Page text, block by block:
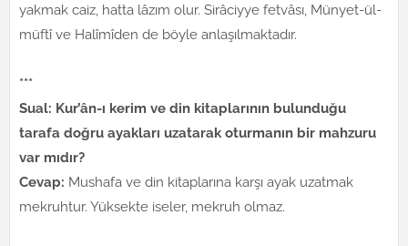
yakmak caiz, hatta lâzım olur. Sirâciyye fetvâsı, Münyet-ül-
müftî ve Halîmîden de böyle anlaşılmaktadır.
***
Sual: Kur’ân-ı kerim ve din kitaplarının bulunduğu
tarafa doğru ayakları uzatarak oturmanın bir mahzuru
var mıdır?
Cevap: Mushafa ve din kitaplarına karşı ayak uzatmak
mekruhtur. Yüksekte iseler, mekruh olmaz.